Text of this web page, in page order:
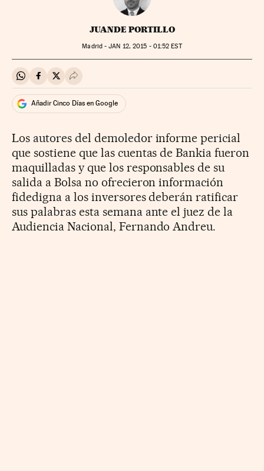
JUANDE PORTILLO
Madrid -JAN 12, 2015 - 01:52 EST
Compartir en Whatsapp
Compartir en Facebook
Compartir en Twitter
Desplegar Redes Sociales
Añadir Cinco Días en Google
Los autores del demoledor informe pericial
que sostiene que las cuentas de Bankia fueron
maquilladas y que los responsables de su
salida a Bolsa no ofrecieron información
fidedigna a los inversores deberán ratificar
sus palabras esta semana ante el juez de la
Audiencia Nacional, Fernando Andreu.